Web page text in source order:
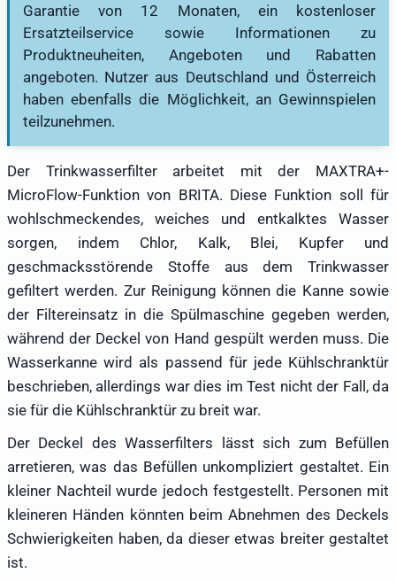
Garantie von 12 Monaten, ein kostenloser
Ersatzteilservice sowie Informationen zu
Produktneuheiten, Angeboten und Rabatten
angeboten. Nutzer aus Deutschland und Österreich
haben ebenfalls die Möglichkeit, an Gewinnspielen
teilzunehmen.
Der Trinkwasserfilter arbeitet mit der MAXTRA+-
MicroFlow-Funktion von BRITA. Diese Funktion soll für
wohlschmeckendes, weiches und entkalktes Wasser
sorgen, indem Chlor, Kalk, Blei, Kupfer und
geschmacksstörende Stoffe aus dem Trinkwasser
gefiltert werden. Zur Reinigung können die Kanne sowie
der Filtereinsatz in die Spülmaschine gegeben werden,
während der Deckel von Hand gespült werden muss. Die
Wasserkanne wird als passend für jede Kühlschranktür
beschrieben, allerdings war dies im Test nicht der Fall, da
sie für die Kühlschranktür zu breit war.
Der Deckel des Wasserfilters lässt sich zum Befüllen
arretieren, was das Befüllen unkompliziert gestaltet. Ein
kleiner Nachteil wurde jedoch festgestellt. Personen mit
kleineren Händen könnten beim Abnehmen des Deckels
Schwierigkeiten haben, da dieser etwas breiter gestaltet
ist.